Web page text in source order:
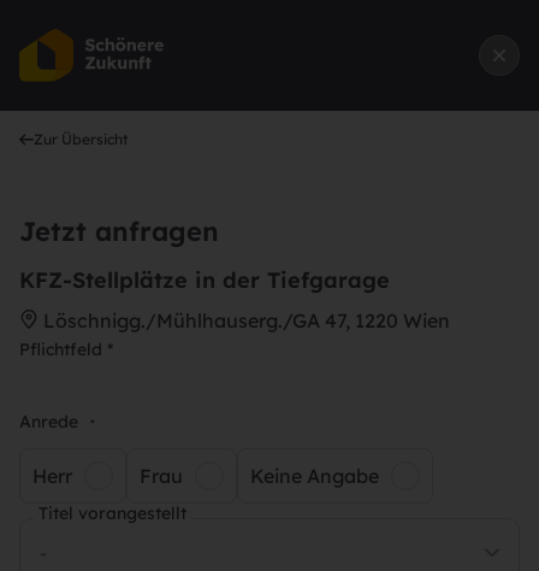
Zur Übersicht
Jetzt anfragen
KFZ-Stellplätze in der Tiefgarage
Löschnigg./Mühlhauserg./GA 47, 1220 Wien
Pflichtfeld *
Anrede *
Herr Frau Keine Angabe
Titel vorangestellt